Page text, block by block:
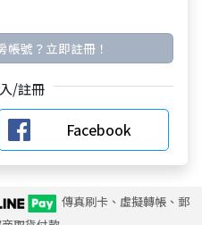
帳號？立即註冊！
/註冊
Facebook
傳真刷卡、虛擬轉帳、郵